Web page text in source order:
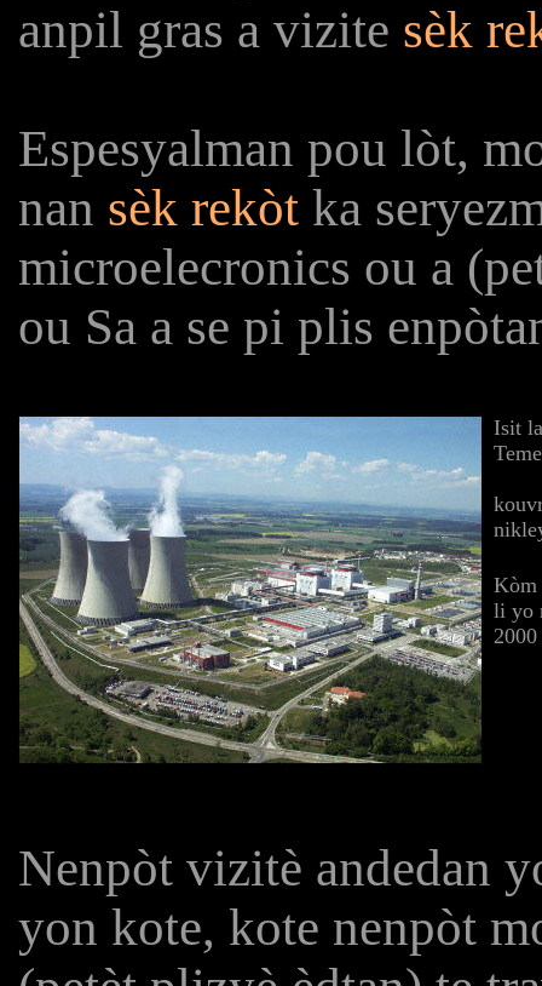
anpil gras a vizite sèk
Espesyalman pou lòt,
nan sèk rekòt ka
microelecronics ou a
ou Sa a se pi plis
Isit
Kòm
li yo
Nenpòt vizitè andedan
yon kote, kote nenpòt